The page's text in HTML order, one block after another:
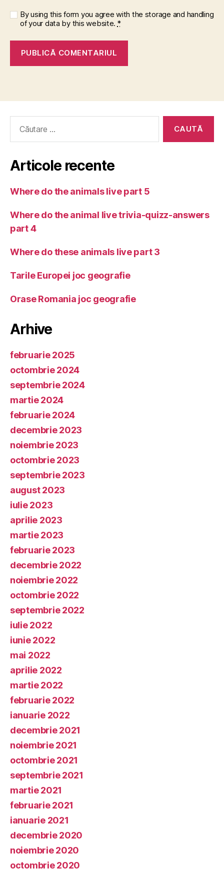
By using this form you agree with the storage and handling
of your data by this website. *
după:
Articole recente
Where do the animals live part 5
Where do the animal live trivia-quizz-answers
part 4
Where do these animals live part 3
Tarile Europei joc geografie
Orase Romania joc geografie
Arhive
februarie 2025
octombrie 2024
septembrie 2024
martie 2024
februarie 2024
decembrie 2023
noiembrie 2023
octombrie 2023
septembrie 2023
august 2023
iulie 2023
aprilie 2023
martie 2023
februarie 2023
decembrie 2022
noiembrie 2022
octombrie 2022
septembrie 2022
iulie 2022
iunie 2022
mai 2022
aprilie 2022
martie 2022
februarie 2022
ianuarie 2022
decembrie 2021
noiembrie 2021
octombrie 2021
septembrie 2021
martie 2021
februarie 2021
ianuarie 2021
decembrie 2020
noiembrie 2020
octombrie 2020